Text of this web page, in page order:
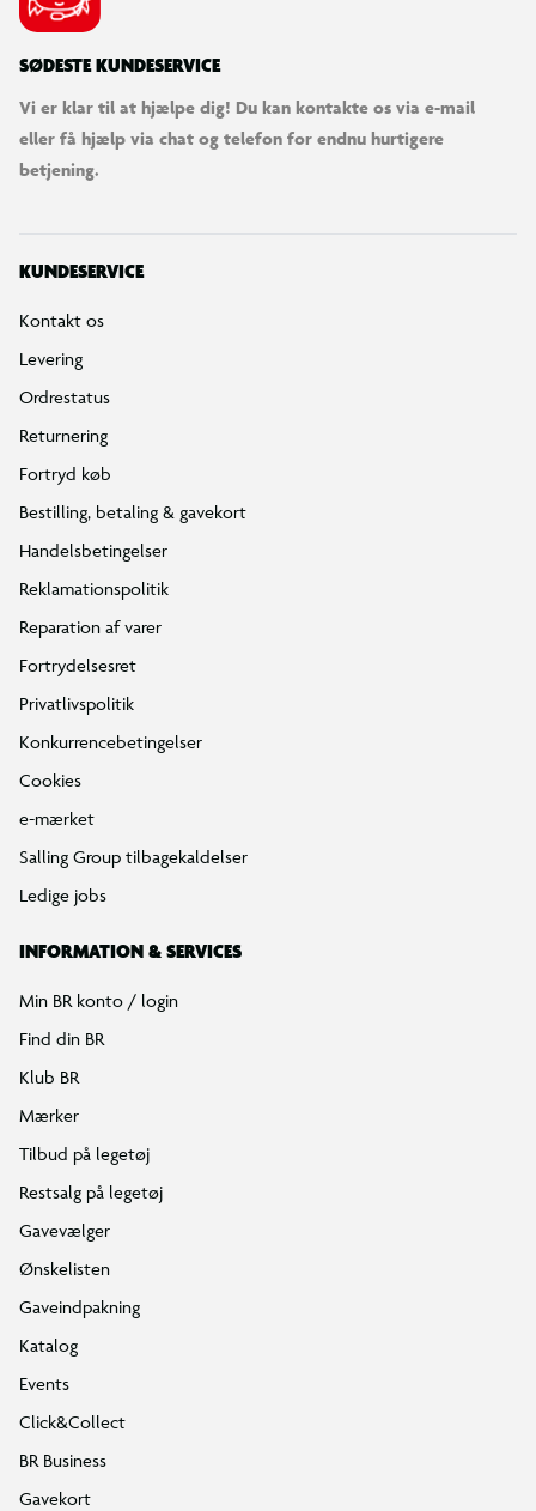
SØDESTE KUNDESERVICE
Vi er klar til at hjælpe dig! Du kan kontakte os via e-mail
eller få hjælp via chat og telefon for endnu hurtigere
betjening.
KUNDESERVICE
Kontakt os
Levering
Ordrestatus
Returnering
Fortryd køb
Bestilling, betaling & gavekort
Handelsbetingelser
Reklamationspolitik
Reparation af varer
Fortrydelsesret
Privatlivspolitik
Konkurrencebetingelser
Cookies
e-mærket
Salling Group tilbagekaldelser
Ledige jobs
INFORMATION & SERVICES
Min BR konto / login
Find din BR
Klub BR
Mærker
Tilbud på legetøj
Restsalg på legetøj
Gavevælger
Ønskelisten
Gaveindpakning
Katalog
Events
Click&Collect
BR Business
Gavekort